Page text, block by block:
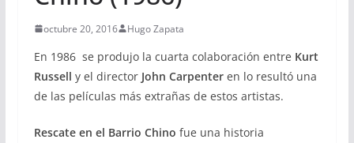
octubre 20, 2016 Hugo Zapata
En 1986 se produjo la cuarta colaboración entre Kurt
Russell y el directorJohn Carpenteren lo resultó una
de las películas más extrañas de estos artistas.
Rescate en el Barrio Chino fue una historia